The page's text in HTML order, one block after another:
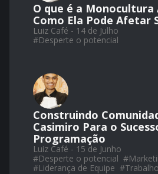
O que é a
Como Ela Pode Afetar
Luiz Café - 14 de Julho
#Desperte o potencial
Construindo
Casimiro Para o
Programação
Luiz Café - 15 de Junho
#Desperte o potencial #
#Liderança de Equipe #